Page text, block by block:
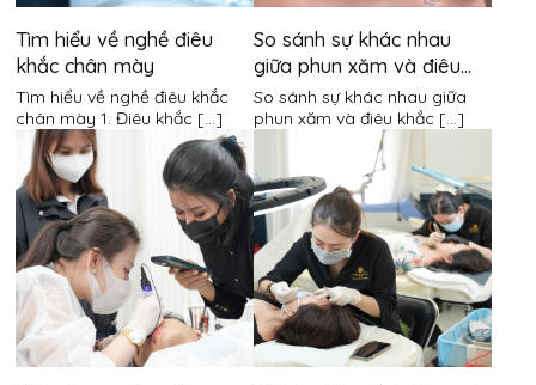
Tìm hiểu về nghề điêu
khắc chân mày
Tìm hiểu về nghề điêu khắc
chân mày 1. Điêu khắc [...]
So sánh sự khác nhau
giữa phun xăm và điêu
khắc chân mày
So sánh sự khác nhau giữa
phun xăm và điêu khắc [...]